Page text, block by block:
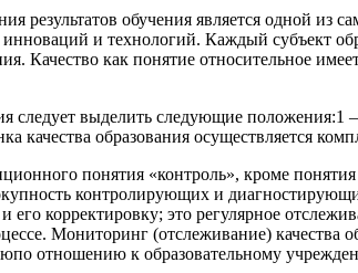
результатов обучения является одной
и технологий. Каждый субъект
Качество как понятие относительное
следует выделить следующие положения:1
качества образования осуществляется
понятия «контроль», кроме
контролирующих и
его корректировку; это регулярное
Мониторинг (отслеживание) качества
отношению к образовательному